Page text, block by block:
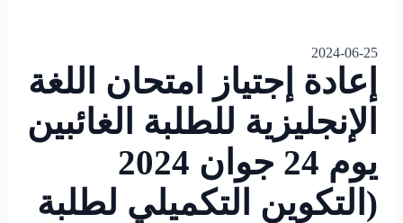
2024-06-25
إعادة إجتياز امتحان اللغة
الإنجليزية للطلبة الغائبين
يوم 24 جوان 2024
(التكوين التكميلي لطلبة